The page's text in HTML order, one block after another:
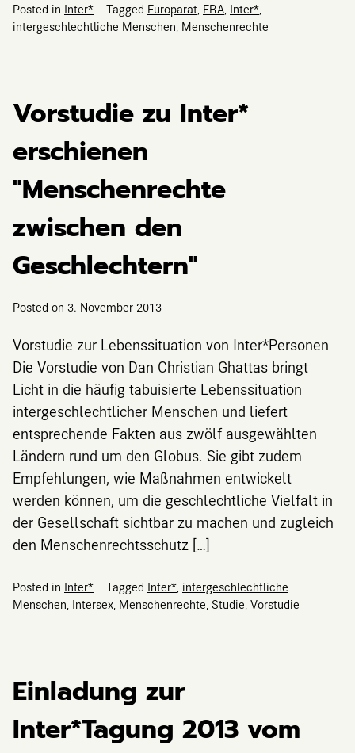
Posted in Inter* Tagged Europarat, FRA, Inter*,
intergeschlechtliche Menschen, Menschenrechte
Vorstudie zu Inter*
erschienen
"Menschenrechte
zwischen den
Geschlechtern"
Posted on 3. November 2013
Vorstudie zur Lebenssituation von Inter*Personen
Die Vorstudie von Dan Christian Ghattas bringt
Licht in die häufig tabuisierte Lebenssituation
intergeschlechtlicher Menschen und liefert
entsprechende Fakten aus zwölf ausgewählten
Ländern rund um den Globus. Sie gibt zudem
Empfehlungen, wie Maßnahmen entwickelt
werden können, um die geschlechtliche Vielfalt in
der Gesellschaft sichtbar zu machen und zugleich
den Menschenrechtsschutz […]
Posted in Inter* Tagged Inter* intergeschlechtliche
Menschen Intersex Menschenrechte Studie Vorstudie
Einladung zur
Inter*Tagung 2013 vom